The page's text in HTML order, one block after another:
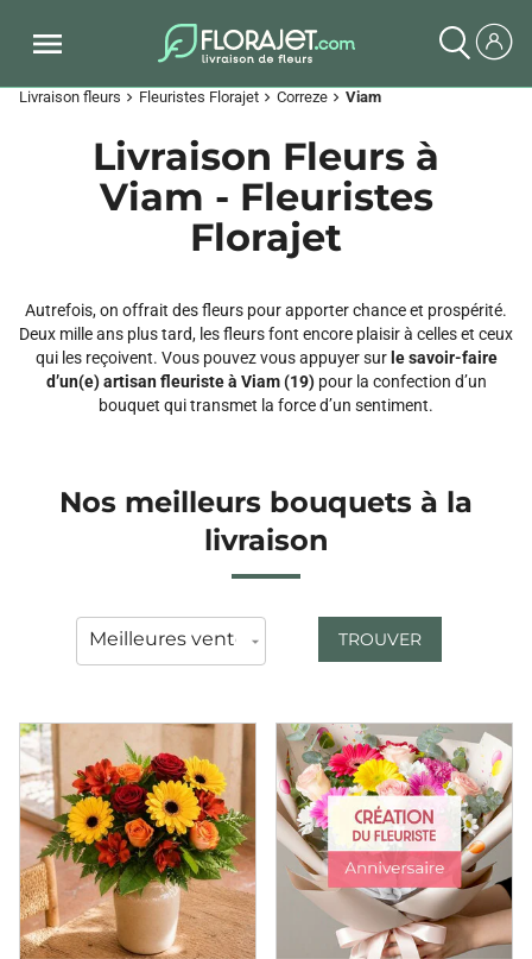
Livraison fleurs chevron_right Fleuristes Florajet chevron_right Correze chevron_right Viam
Livraison Fleurs à
Viam - Fleuristes
Florajet
Autrefois, on offrait des fleurs pour apporter chance et prospérité.
Deux mille ans plus tard, les fleurs font encore plaisir à celles et ceux
qui les reçoivent. Vous pouvez vous appuyer sur le savoir-faire
d’un(e) artisan fleuriste à Viam (19)pour la confection d’un
bouquet qui transmet la force d’un sentiment.
Nos meilleurs bouquets à la
livraison
TROUVER